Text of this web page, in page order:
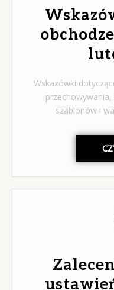
Wskazówki
szablonów i